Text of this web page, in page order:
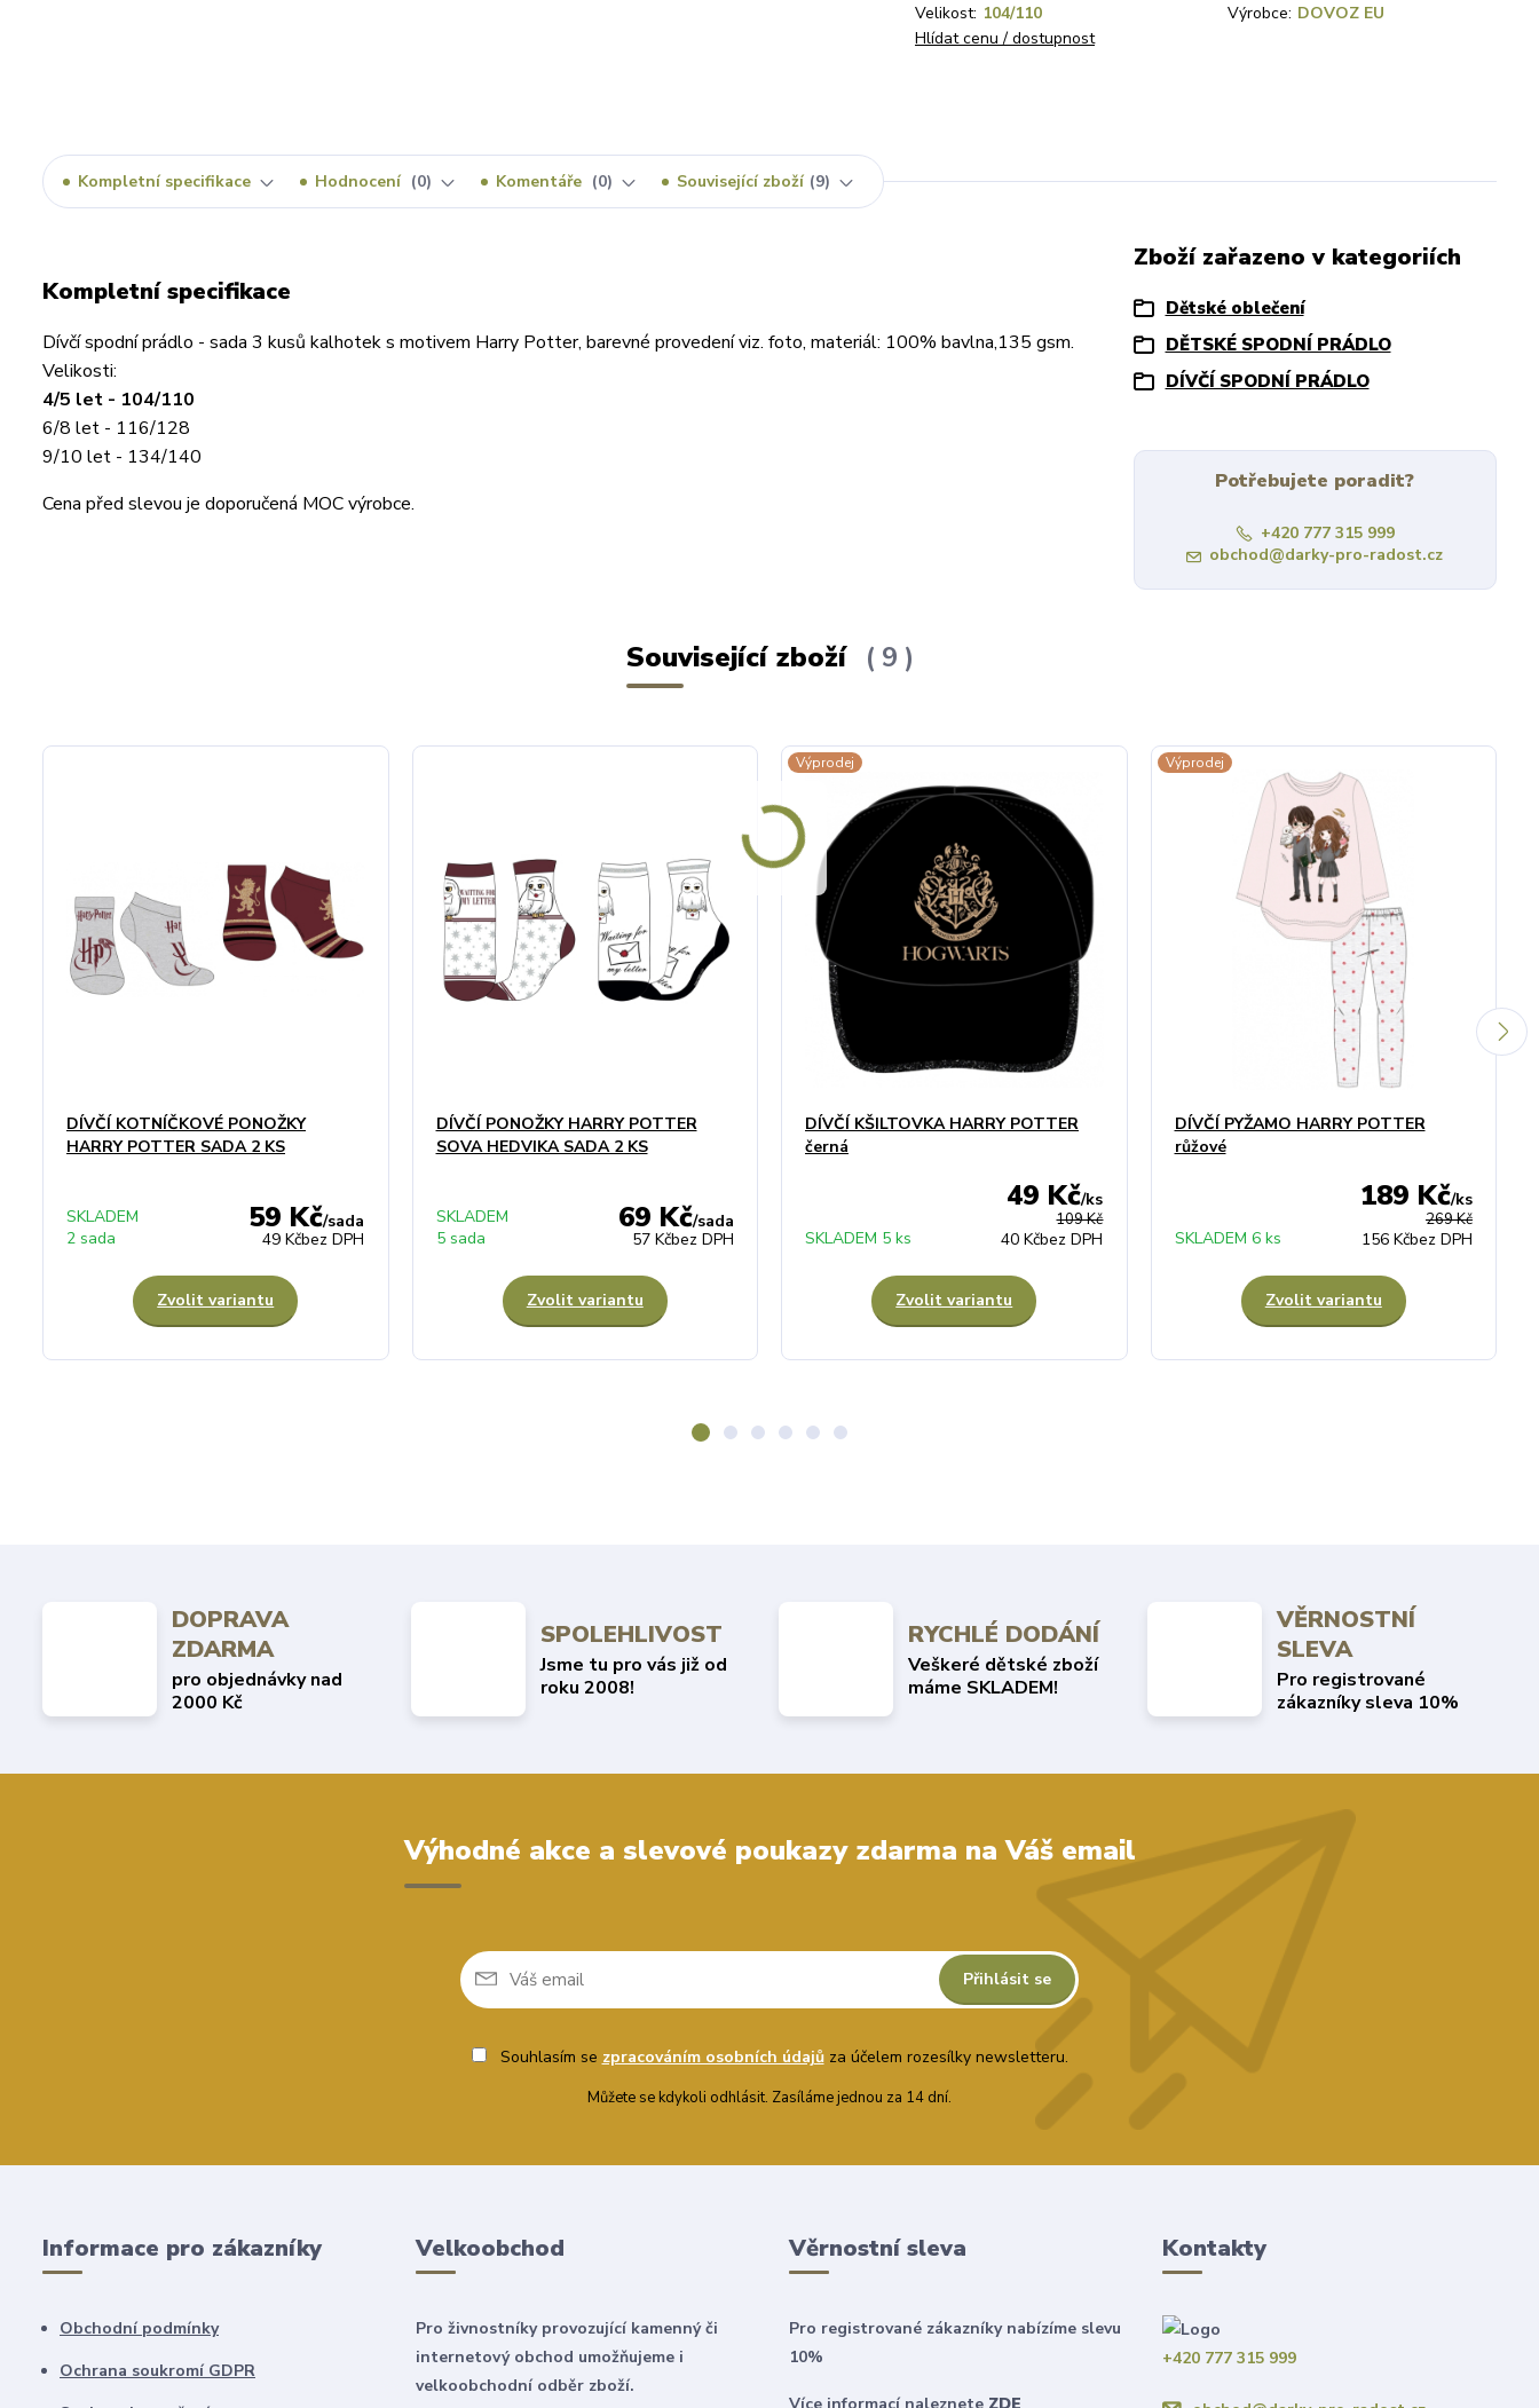
Velikost: 104/110 Výrobce: DOVOZ EU
Hlídat cenu / dostupnost
Kompletní specifikace Hodnocení 0 Komentáře 0 Související zboží 9
Kompletní specifikace
Dívčí spodní prádlo - sada 3 kusů kalhotek s motivem Harry Potter, barevné provedení viz. foto, materiál: 100% bavlna,135 gsm.
Velikosti:
4/5 let - 104/110
6/8 let - 116/128
9/10 let - 134/140
Cena před slevou je doporučená MOC výrobce.
Zboží zařazeno v kategoriích
Dětské oblečení
DĚTSKÉ SPODNÍ PRÁDLO
DÍVČÍ SPODNÍ PRÁDLO
Potřebujete poradit?
+420 777 315 999
obchod@darky-pro-radost.cz
Související zboží 9
DÍVČÍ KOTNÍČKOVÉ PONOŽKY
HARRY POTTER SADA 2 KS
59 Kč/sada
49 Kčbez DPH
SKLADEM
2 sada
Zvolit variantu
DÍVČÍ PONOŽKY HARRY POTTER
SOVA HEDVIKA SADA 2 KS
69 Kč/sada
57 Kčbez DPH
SKLADEM
5 sada
Zvolit variantu
Výprodej
DÍVČÍ KŠILTOVKA HARRY POTTER
černá
109 Kč
49 Kč/ks
40 Kčbez DPH
SKLADEM 5 ks
Zvolit variantu
Výprodej
DÍVČÍ PYŽAMO HARRY POTTER
růžové
269 Kč
189 Kč/ks
156 Kčbez DPH
SKLADEM 6 ks
Zvolit variantu
DOPRAVA
ZDARMA
pro objednávky nad
2000 Kč
SPOLEHLIVOST
Jsme tu pro vás již od
roku 2008!
RYCHLÉ DODÁNÍ
Veškeré dětské zboží
máme SKLADEM!
VĚRNOSTNÍ
SLEVA
Pro registrované
zákazníky sleva 10%
Výhodné akce a slevové poukazy zdarma na Váš email
Přihlásit se
Souhlasím se zpracováním osobních údajůza účelem rozesílky newsletteru.
Můžete se kdykoli odhlásit. Zasíláme jednou za 14 dní.
Informace pro zákazníky
Obchodní podmínky
Ochrana soukromí GDPR
Velkoobchod
Pro živnostníky provozující kamenný či
internetový obchod umožňujeme i
velkoobchodní odběr zboží.
Věrnostní sleva
Pro registrované zákazníky nabízíme slevu
10%
Kontakty
+420 777 315 999